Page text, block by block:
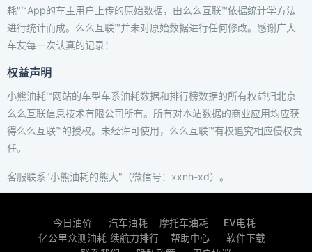
耗"™App的车主用户上传的原始数据，由么么互联™依据统计学方法
进行统计而成。么么互联™并未对原始数据进行任何修改。感谢广大
车友每一次认真的记录！
权益声明
小熊油耗™网站的车型车系油耗数据和排行榜数据的所有权益归北京
么么互联信息技术有限公司所有。所有对本站数据的商业应用均应获
得么么互联™的授权。未经许可使用，么么互联™有权追究相应侵权责
任。
客服联系"小熊油耗的熊大"（微信号：xxnh-xd）。
今日油价 汽车油耗 摩托车油耗
EV电耗
亿公里众测油耗 续航力排行 帮助中心
软件下载